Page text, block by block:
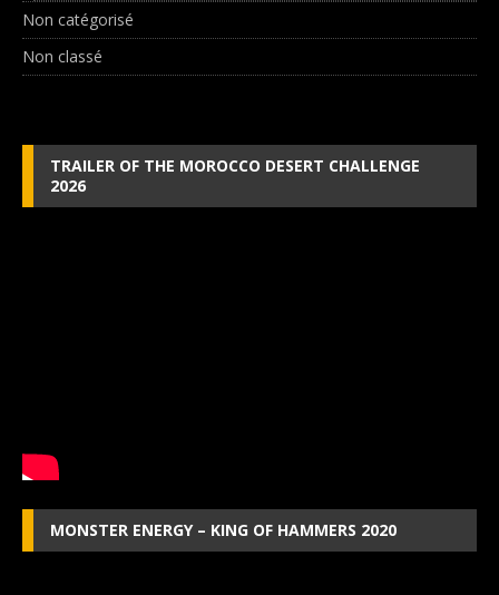
Non catégorisé
Non classé
TRAILER OF THE MOROCCO DESERT CHALLENGE
2026
MONSTER ENERGY – KING OF HAMMERS 2020